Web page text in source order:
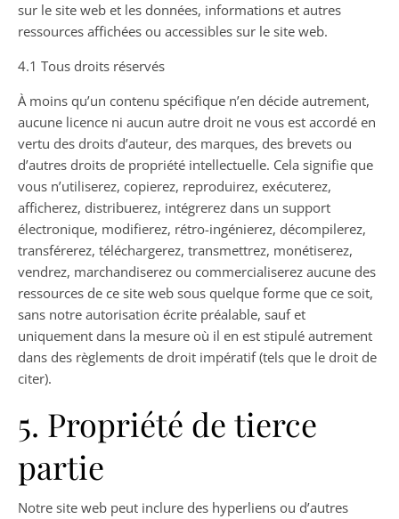
sur le site web et les données, informations et autres
ressources affichées ou accessibles sur le site web.
4.1 Tous droits réservés
À moins qu’un contenu spécifique n’en décide autrement,
aucune licence ni aucun autre droit ne vous est accordé en
vertu des droits d’auteur, des marques, des brevets ou
d’autres droits de propriété intellectuelle. Cela signifie que
vous n’utiliserez, copierez, reproduirez, exécuterez,
afficherez, distribuerez, intégrerez dans un support
électronique, modifierez, rétro-ingénierez, décompilerez,
transférerez, téléchargerez, transmettrez, monétiserez,
vendrez, marchandiserez ou commercialiserez aucune des
ressources de ce site web sous quelque forme que ce soit,
sans notre autorisation écrite préalable, sauf et
uniquement dans la mesure où il en est stipulé autrement
dans des règlements de droit impératif (tels que le droit de
citer).
5. Propriété de tierce
partie
Notre site web peut inclure des hyperliens ou d’autres